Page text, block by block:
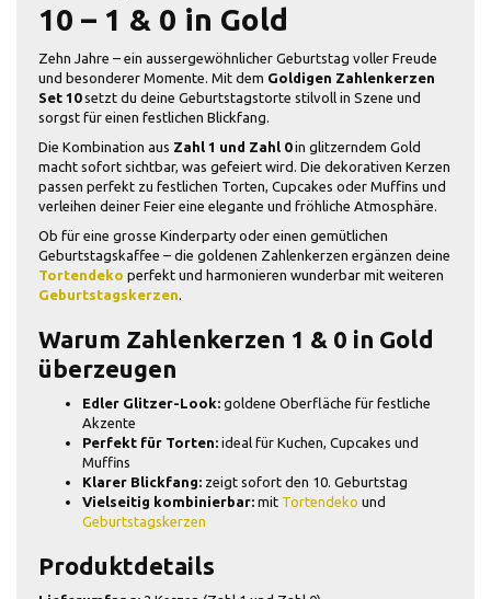
10 – 1 & 0 in Gold
Zehn Jahre – ein aussergewöhnlicher Geburtstag voller Freude
und besonderer Momente. Mit dem Goldigen Zahlenkerzen
Set 10setzt du deine Geburtstagstorte stilvoll in Szene und
sorgst für einen festlichen Blickfang.
Die Kombination aus Zahl 1 und Zahl 0in glitzerndem Gold
macht sofort sichtbar, was gefeiert wird. Die dekorativen Kerzen
passen perfekt zu festlichen Torten, Cupcakes oder Muffins und
verleihen deiner Feier eine elegante und fröhliche Atmosphäre.
Ob für eine grosse Kinderparty oder einen gemütlichen
Geburtstagskaffee – die goldenen Zahlenkerzen ergänzen deine
Tortendeko perfekt und harmonieren wunderbar mit weiteren
Geburtstagskerzen.
Warum Zahlenkerzen 1 & 0 in Gold
überzeugen
Edler Glitzer-Look: goldene Oberfläche für festliche
Akzente
Perfekt für Torten: ideal für Kuchen, Cupcakes und
Muffins
Klarer Blickfang: zeigt sofort den 10. Geburtstag
Vielseitig kombinierbar: mit Tortendeko und
Geburtstagskerzen
Produktdetails